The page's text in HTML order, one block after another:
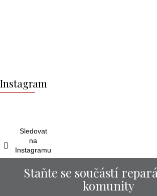
á
p
Instagram
Sledovat
na
Instagramu
Staňte se součástí
komunity